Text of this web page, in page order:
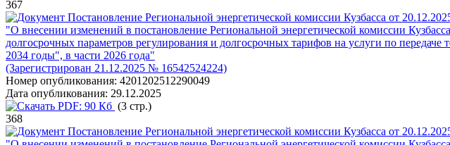
367
Постановление Региональной энергетической комиссии Кузбасса от
"О внесении изменений в постановление Региональной энергетической комиссии
долгосрочных параметров регулирования и долгосрочных тарифов на услуги по
2034 годы", в части 2026 года"
(Зарегистрирован 21.12.2025 № 16542524224)
Номер опубликования: 4201202512290049
Дата опубликования: 29.12.2025
PDF: 90 Кб (3 стр.)
368
Постановление Региональной энергетической комиссии Кузбасса от